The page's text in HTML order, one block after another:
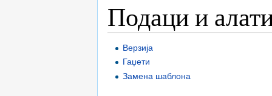
Подаци и
Верзија
Гаџети
Замена шаблона